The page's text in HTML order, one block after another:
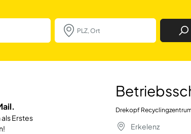
(m/w/
Erstes
Drekopf
Erkelenz